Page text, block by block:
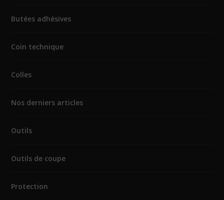
Butées adhésives
Coin technique
Colles
Nos derniers articles
Outils
Outils de coupe
Protection